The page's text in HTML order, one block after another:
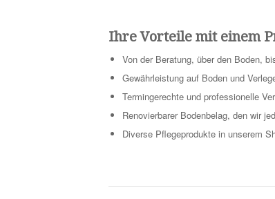
Ihre Vorteile mit einem
Von der Beratung, über den Boden,
Gewährleistung auf Boden und
Termingerechte und professionelle
Renovierbarer Bodenbelag, den wir
Diverse Pflegeprodukte in unserem